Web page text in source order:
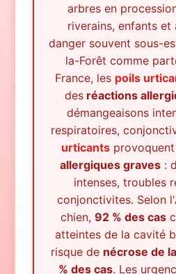
arbres en
riverains, enfants et
danger souvent sous-
la-Forêt comme
France, les poils
desréactions
démangeaisons
respiratoires,
urticants
allergiques graves :
intenses, troubles
conjonctivites. Selon
chien, 92 % des cas
atteintes de la cavité
risque de nécrose de
% des cas. Les